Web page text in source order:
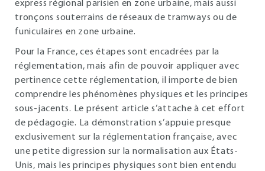
express régional parisien en zone urbaine, mais aussi
tronçons souterrains de réseaux de tramways ou de
funiculaires en zone urbaine.
Pour la France, ces étapes sont encadrées par la
réglementation, mais afin de pouvoir appliquer avec
pertinence cette réglementation, il importe de bien
comprendre les phénomènes physiques et les principes
sous-jacents. Le présent article s’attache à cet effort
de pédagogie. La démonstration s’appuie presque
exclusivement sur la réglementation française, avec
une petite digression sur la normalisation aux États-
Unis, mais les principes physiques sont bien entendu